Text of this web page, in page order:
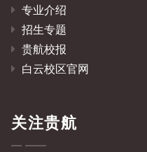
专业介绍
招生专题
贵航校报
白云校区官网
关注贵航